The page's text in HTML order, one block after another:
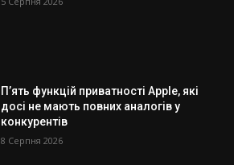
П’ять функцій приватності Apple, які
досі не мають повних аналогів у
конкурентів
8 Серпня 2026